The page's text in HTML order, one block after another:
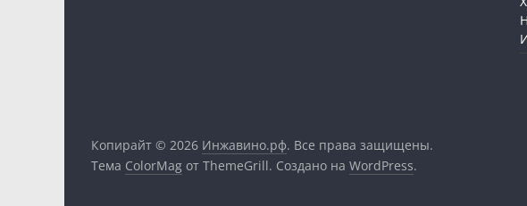
Копирайт © 2026 Инжавино.рф. Все права защищены.
Тема ColorMag от ThemeGrill. Создано на WordPress.